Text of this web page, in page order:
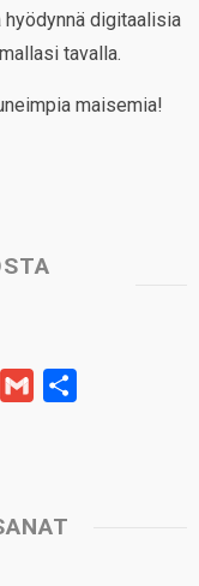
digitaalisia
tavalla.
maisemia!
l